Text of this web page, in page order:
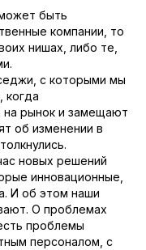
быть
компании, то
нишах, либо те,
с которыми мы
когда
на рынок и замещают
об изменении в
новых решений
инновационные,
И об этом наши
О проблемах
проблемы
персоналом, с